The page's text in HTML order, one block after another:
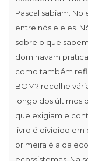
Pascal sabiam.
entre nós e eles.
sobre o que
dominavam
como também
BOM? recolhe
longo dos últimos
que exigiam e
livro é dividido em
primeira é a da
ecossistemas. Na